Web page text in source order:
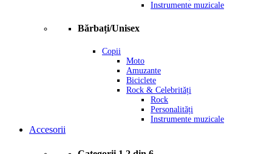
Instrumente muzicale
Bărbați/Unisex
Copii
Moto
Amuzante
Biciclete
Rock & Celebrități
Rock
Personalități
Instrumente muzicale
Accesorii